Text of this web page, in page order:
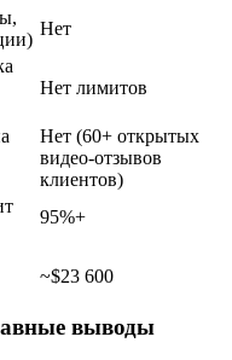
Нет
Нет лимитов
Нет (60+ открытых
видео-отзывов
клиентов)
95%+
~$23 600
выводы